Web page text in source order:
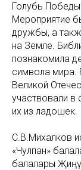
Голубь
Мероприятие
дружбы, а
на Земле.
познакомила
символа мира.
Великой
участвовали в
их из ладошек.
С.В.Михалков
«Чулпан»
балалары